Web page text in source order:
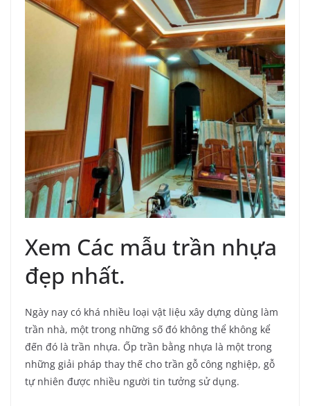
Xem Các mẫu trần nhựa
đẹp nhất.
Ngày nay có khá nhiều loại vật liệu xây dựng dùng làm
trần nhà, một trong những số đó không thể không kể
đến đó là trần nhựa. Ốp trần bằng nhựa là một trong
những giải pháp thay thế cho trần gỗ công nghiệp, gỗ
tự nhiên được nhiều người tin tưởng sử dụng.